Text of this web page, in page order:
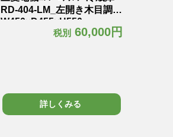
RD-404-LM_左開き木目調
W450×D455×H550mm
税別 60,000円
詳しくみる